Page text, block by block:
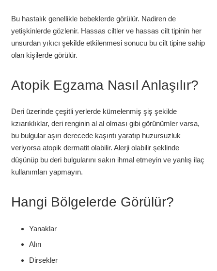
Bu hastalık genellikle bebeklerde görülür. Nadiren de
yetişkinlerde gözlenir. Hassas ciltler ve hassas cilt tipinin her
unsurdan yıkıcı şekilde etkilenmesi sonucu bu cilt tipine sahip
olan kişilerde görülür.
Atopik Egzama Nasıl Anlaşılır?
Deri üzerinde çeşitli yerlerde kümelenmiş şiş şekilde
kzıarıklıklar, deri renginin al al olması gibi görünümler varsa,
bu bulgular aşırı derecede kaşıntı yaratıp huzursuzluk
veriyorsa atopik dermatit olabilir. Alerji olabilir şeklinde
düşünüp bu deri bulgularını sakın ihmal etmeyin ve yanlış ilaç
kullanımları yapmayın.
Hangi Bölgelerde Görülür?
Yanaklar
Alın
Dirsekler